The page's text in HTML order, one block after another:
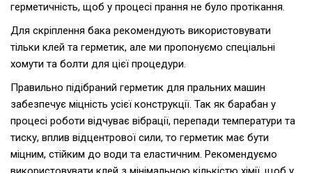
герметичність, щоб у процесі прання не було протікання.
Для скріплення бака рекомендують використовувати
тільки клей та герметик, але ми пропонуємо спеціальні
хомути та болти для цієї процедури.
Правильно підібраний герметик для пральних машин
забезпечує міцність усієї конструкції. Так як барабан у
процесі роботи відчуває вібрації, перепади температури та
тиску, вплив відцентрової сили, то герметик має бути
міцним, стійким до води та еластичним. Рекомендуємо